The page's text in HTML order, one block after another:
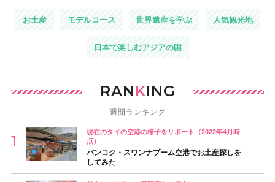
お土産 モデルコース 世界遺産を学ぶ 人気観光地
日本で楽しむアジアの国
RANKING
週間ランキング
現在のタイの空港の様子をリポート（2022年4月時
点）
バンコク・スワンナプーム空港でお土産探しを
してみた